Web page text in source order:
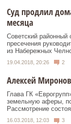
Суд продлил
месяца
Советский районный
пресечения
из Набережных
19.04.2018, 20:26 2
Алексей
Глава ГК
земельную аферы,
Рассмотрение
16.03.2018, 12:03 3